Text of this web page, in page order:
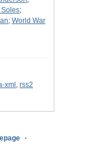
;
; World War
xml , rss2